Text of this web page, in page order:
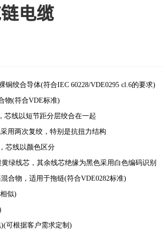
电缆
铜绞合导体(符合IEC 60228/VDE0295 cl.6的要求)
物(符合VDE标准)
芯线以短节距分层绞合在一起
两次复绞，特别是抗扭力结构
芯线以颜色区分
线芯，其余线芯绝缘为黑色采用白色编码识别
合物，适用于拖链(符合VDE0282标准)
似)
根据客户需求定制)